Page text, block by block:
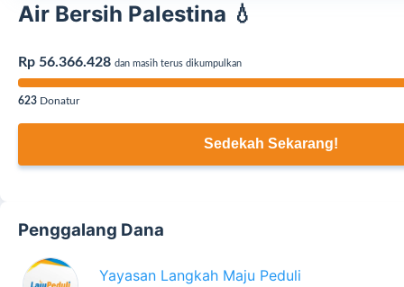
Air Bersih Palestina 💧
Rp 56.366.428 dan masih terus dikumpulkan
623 Donatur
Sedekah Sekarang!
Penggalang Dana
Yayasan Langkah Maju Peduli